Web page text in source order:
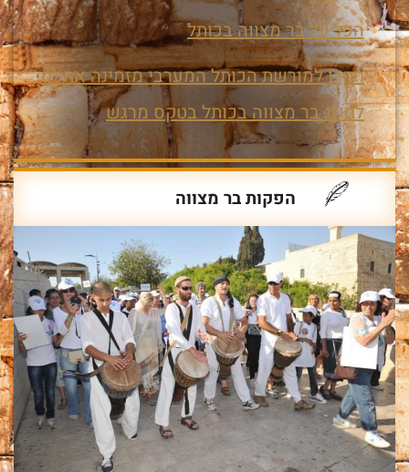
הכל על בר מצווה בכותל
הקרן למורשת הכותל המערבי מזמינה אתכם
לחגוג בר מצווה בכותל בטקס מרגש
הפקות בר מצווה